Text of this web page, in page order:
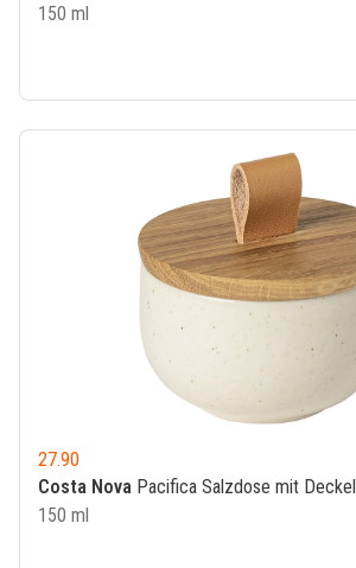
150 ml
27.90
Costa Nova Pacifica Salzdose mit Deckel
150 ml